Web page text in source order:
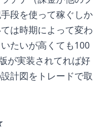
段を使って稼ぐしか
は時期によって変わ
たいが高くても100
が実装されてれば好
計図をトレードで取